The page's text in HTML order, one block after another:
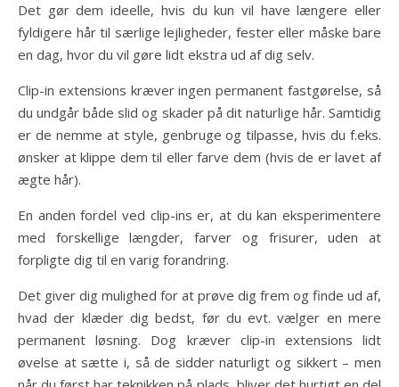
Det gør dem ideelle, hvis du kun vil have længere eller
fyldigere hår til særlige lejligheder, fester eller måske bare
en dag, hvor du vil gøre lidt ekstra ud af dig selv.
Clip-in extensions kræver ingen permanent fastgørelse, så
du undgår både slid og skader på dit naturlige hår. Samtidig
er de nemme at style, genbruge og tilpasse, hvis du f.eks.
ønsker at klippe dem til eller farve dem (hvis de er lavet af
ægte hår).
En anden fordel ved clip-ins er, at du kan eksperimentere
med forskellige længder, farver og frisurer, uden at
forpligte dig til en varig forandring.
Det giver dig mulighed for at prøve dig frem og finde ud af,
hvad der klæder dig bedst, før du evt. vælger en mere
permanent løsning. Dog kræver clip-in extensions lidt
øvelse at sætte i, så de sidder naturligt og sikkert – men